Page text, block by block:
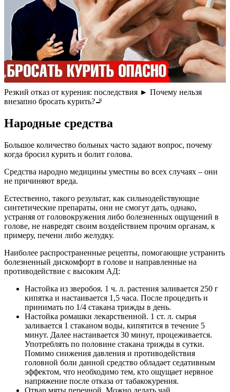
Резкий отказ от курения: последствия ► Почему нельзя
внезапно бросать курить?🚬
Народные средства
Большое количество больных часто задают вопрос, почему
когда бросил курить и болит голова.
Средства народно медицины уместны во всех случаях – они
не причиняют вреда.
Естественно, такого результат, как сильнодействующие
синтетические препараты, они не смогут дать, однако,
устраняя от головокружения либо болезненных ощущений в
голове, не навредят своим воздействием прочим органам, к
примеру, печени либо желудку.
Наиболее распространенные рецепты, помогающие устранить
болезненный дискомфорт в голове и направленные на
противодействие с высоким АД:
Настойка из зверобоя. 1 ч. л. растения заливается 250 г
кипятка и настаивается 1,5 часа. После процедить и
принимать по 1/4 стакана трижды в день.
Настойка ромашки лекарственной. 1 ст. л. сырья
заливается 1 стаканом воды, кипятится в течение 5
минут. Далее настаивается 30 минут, процеживается.
Употреблять по половине стакана трижды в сутки.
Помимо снижения давления и противодействия
головной боли данной средство обладает седативным
эффектом, что необходимо тем, кто ощущает нервное
напряжение после отказа от табакокурения.
Отвар мяты перечной. Можно делать чай.